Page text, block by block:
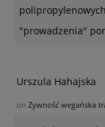
"prowadzenia"
Urszula Hahajska
on Żywność wegańska